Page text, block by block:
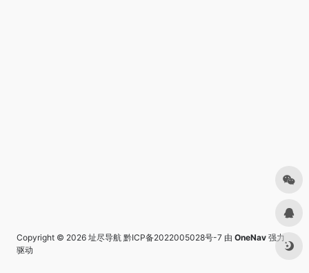
Copyright © 2026 址尽导航 黔ICP备2022005028号-7 由 OneNav 强力
驱动